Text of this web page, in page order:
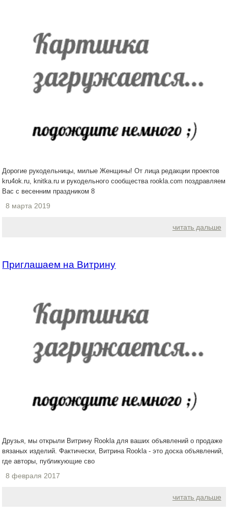
Дорогие рукодельницы, милые Женщины! От лица редакции проектов
kru4ok.ru, knitka.ru и рукодельного сообщества rookla.com поздравляем
Вас с весенним праздником 8
8 марта 2019
читать дальше
Приглашаем на Витрину
Друзья, мы открыли Витрину Rookla для ваших объявлений о продаже
вязаных изделий. Фактически, Витрина Rookla - это доска объявлений,
где авторы, публикующие сво
8 февраля 2017
читать дальше